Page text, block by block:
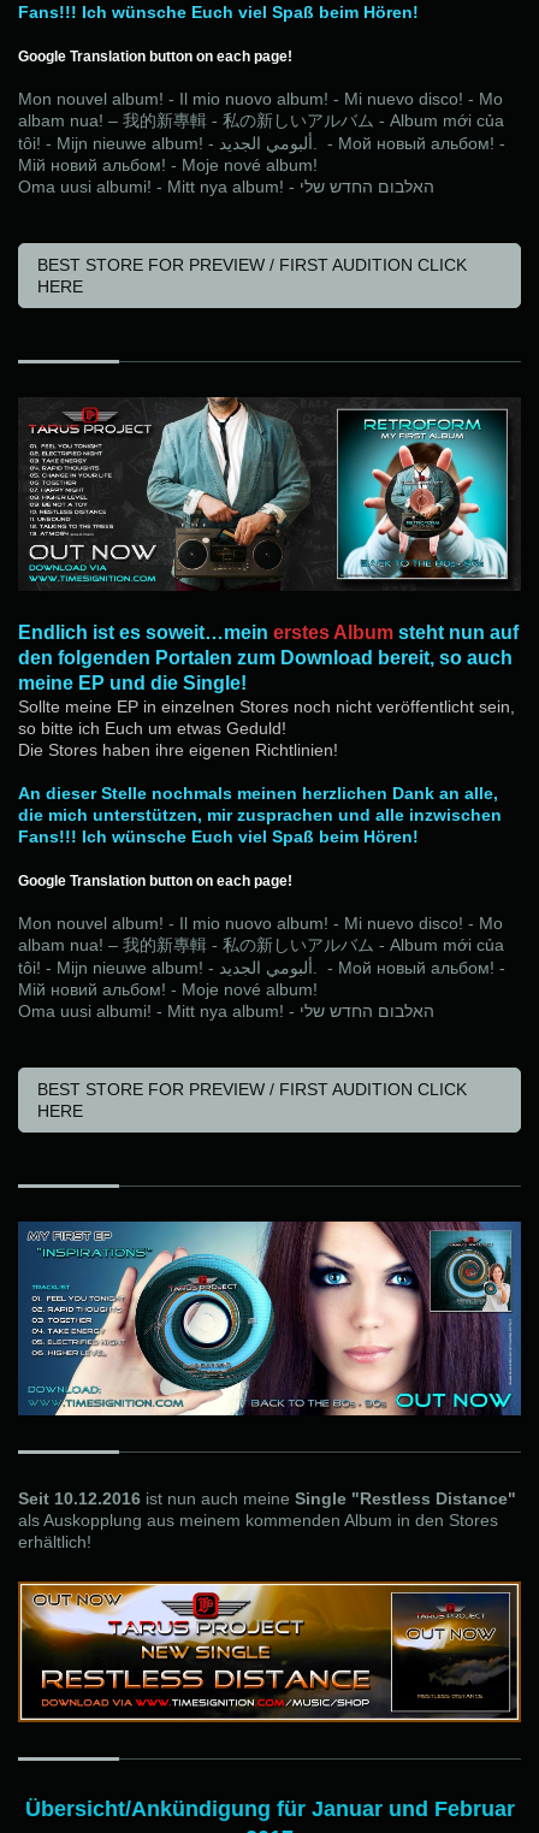
Fans!!! Ich wünsche Euch viel Spaß beim Hören!
Google Translation button on each page!
Mon nouvel album! - Il mio nuovo album! - Mi nuevo disco! - Mo
albam nua! – 我的新專輯 - 私の新 しいアルバム - Album mới của
tôi! - Mijn nieuwe album! -
ألبومي الجديد
. - Мой новый альбом! -
Мій новий альбом! - Moje nové album!
Oma uusi albumi! - Mitt nya album! -
האלבום החדש שלי
BEST STORE FOR PREVIEW / FIRST AUDITION CLICK
HERE
Endlich ist es soweit…mein erstes Album steht nun auf
den folgenden Portalen zum Download bereit, so auch
meine EP und die Single!
Sollte meine EP in einzelnen Stores noch nicht veröffentlicht sein,
so bitte ich Euch um etwas Geduld!
Die Stores haben ihre eigenen Richtlinien!
An dieser Stelle nochmals meinen herzlichen Dank an alle,
die mich unterstützen, mir zusprachen und alle inzwischen
Fans!!! Ich wünsche Euch viel Spaß beim Hören!
Google Translation button on each page!
Mon nouvel album! - Il mio nuovo album! - Mi nuevo disco! - Mo
albam nua! – 我的新專輯 - 私の新 しいアルバム - Album mới của
tôi! - Mijn nieuwe album! -
ألبومي الجديد
. - Мой новый альбом! -
Мій новий альбом! - Moje nové album!
Oma uusi albumi! - Mitt nya album! -
האלבום החדש שלי
BEST STORE FOR PREVIEW / FIRST AUDITION CLICK
HERE
Seit 10.12.2016 ist nun auch meine Single "Restless Distance"
als Auskopplung aus meinem kommenden Album in den Stores
erhältlich!
Übersicht/Ankündigung für Januar und Februar